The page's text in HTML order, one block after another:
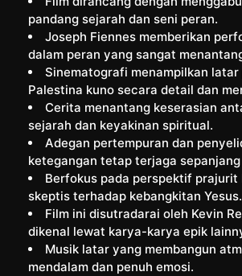
pandang sejarah dan seni peran.
Joseph Fiennes memberikan
dalam peran yang sangat
Sinematografi menampilkan latar
Palestina kuno secara detail dan
Cerita menantang keserasian
sejarah dan keyakinan spiritual.
Adegan pertempuran dan
ketegangan tetap terjaga
Berfokus pada perspektif prajurit
skeptis terhadap kebangkitan Yesus.
Film ini disutradarai oleh Kevin
dikenal lewat karya-karya epik
Musik latar yang membangun
mendalam dan penuh emosi.